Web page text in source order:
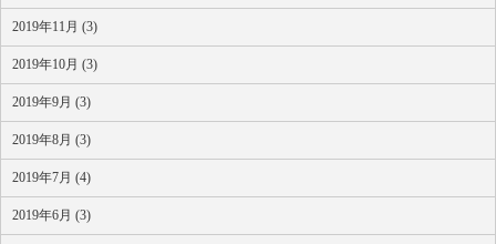
2019年11月 (3)
2019年10月 (3)
2019年9月 (3)
2019年8月 (3)
2019年7月 (4)
2019年6月 (3)